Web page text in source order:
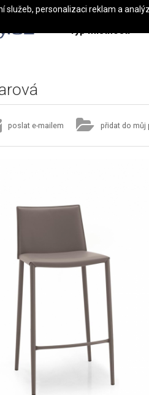
Typ místnosti
poslat e-mailem přidat do můj
služeb, personalizaci reklam a